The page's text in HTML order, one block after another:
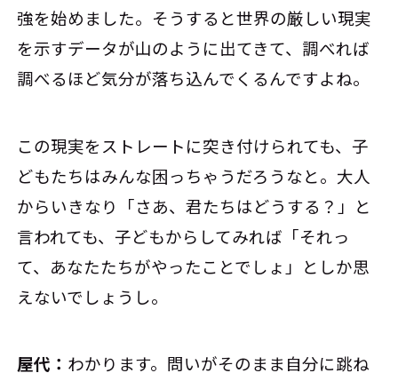
強を始めました。そうすると世界の厳しい現実
を示すデータが山のように出てきて、調べれば
調べるほど気分が落ち込んでくるんですよね。
この現実をストレートに突き付けられても、子
どもたちはみんな困っちゃうだろうなと。大人
からいきなり「さあ、君たちはどうする？」と
言われても、子どもからしてみれば「それっ
て、あなたたちがやったことでしょ」としか思
えないでしょうし。
屋代： わかります。問いがそのまま自分に跳ね